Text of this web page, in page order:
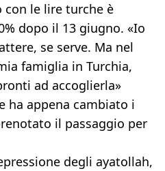
con le lire turche è
dopo il 13 giugno. «Io
se serve. Ma nel
famiglia in Turchia,
ad accoglierla»
ha appena cambiato i
il passaggio per
degli ayatollah,